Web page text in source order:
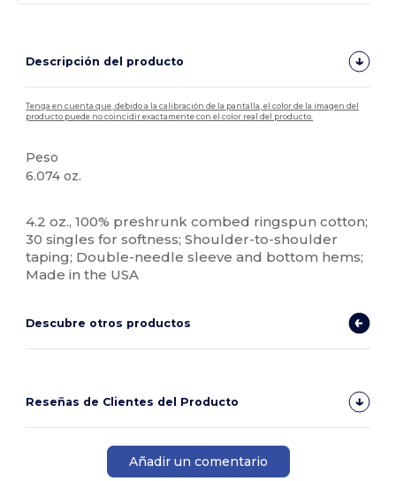
Descripción del producto
Tenga en cuenta que, debido a la calibración de la pantalla, el color de la imagen del
producto puede no coincidir exactamente con el color real del producto.
Peso
6.074 oz.
4.2 oz., 100% preshrunk combed ringspun cotton;
30 singles for softness; Shoulder-to-shoulder
taping; Double-needle sleeve and bottom hems;
Made in the USA
Descubre otros productos
Reseñas de Clientes del Producto
Añadir un comentario